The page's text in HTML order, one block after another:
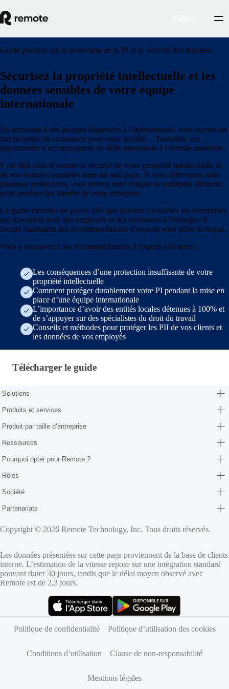
Guide pratique sur la protection de la PI et la sécurité des données
Sécurisez la propriété intellectuelle et les
données sensibles de votre équipe
internationale
En recourant à des équipes dispersées à l’international, vous ouvrez un
fort potentiel de croissance pour votre société… Toutefois, ces
opportunités s’accompagnent de défis importants à l’échelle mondiale.
Il est déjà ardu d’assurer la sécurité de votre propriété intellectuelle et
de vos données sensibles dans un seul pays. Si vous intervenez dans
plusieurs juridictions, vous devrez tenir compte de multiples éléments
pour protéger les intérêts de votre entreprise.
Ce guide identifie les points clés que doivent considérer les entreprises
qui travaillent avec des employés et des freelances à l’étranger. Il
fournit également des recommandations d’experts pour gérer le risque.
Vous y retrouverez les recommandations d’experts suivantes :
Les conséquences d’une protection insuffisante de votre
propriété intellectuelle
Comment protéger durablement votre PI pendant la mise en
place d’une équipe internationale
L’importance d’avoir des entités locales détenues à 100% et
de s’appuyer sur des spécialistes du droit du travail
Conseils et méthodes pour protéger les PII de vos clients et
les données de vos employés
Télécharger le guide · fr-fr
Télécharger le guide
Solutions
Produits et services
Produit par taille d’entreprise
Ressources
Pourquoi opter pour Remote ?
Rôles
Société
Partenariats
Copyright © 2026 Remote Technology, Inc. Tous droits réservés.
Les données présentées sur cette page proviennent de la base de clients
interne. L’estimation de la vitesse repose sur une intégration standard
pouvant durer 30 jours, tandis que le délai moyen observé avec
Remote est de 2,3 jours.
Politique de confidentialité
Politique d’utilisation des cookies
Conditions d’utilisation Clause de non-responsabilité
Mentions légales